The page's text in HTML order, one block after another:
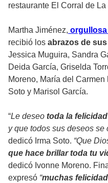
restaurante El Corral de
Martha Jiménez,
recibió los abrazos de
Jessica Muguira, Sandra
Deida García, Griselda
Moreno, María del
Soto y Marisol García.
“Le deseo toda la
y que todos sus deseos se
dedicó Irma Soto. “Que
que hace brillar toda tu
dedicó Ivonne Moreno.
expresó “muchas